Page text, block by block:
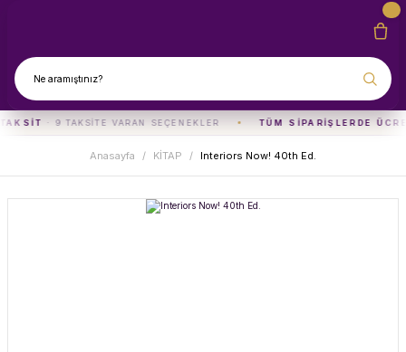
· 9 TAKSITE VARAN SEÇENEKLER TÜM SIPARIŞLERDE
Anasayfa KİTAP Interiors Now! 40th Ed.